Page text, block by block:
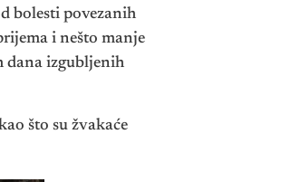
bolesti povezanih
i nešto manje
dana izgubljenih
što su žvakaće